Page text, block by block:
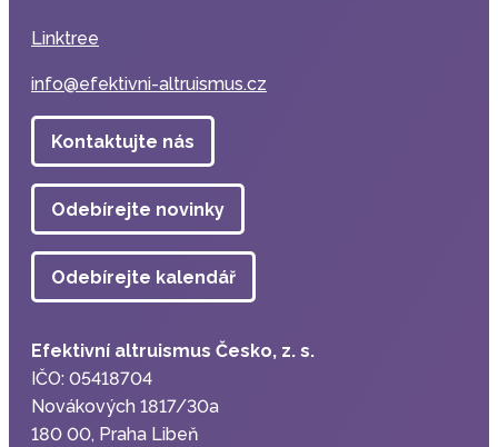
Linktree
info@efektivni-altruismus.cz
Kontaktujte nás
Odebírejte novinky
Odebírejte kalendář
Efektivní altruismus Česko, z. s.
IČO: 05418704
Novákových 1817/30a
180 00, Praha Libeň